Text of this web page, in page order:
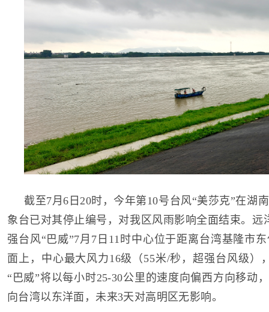
截至7月6日20时，今年第10号台风“美莎克”在湖
象台已对其停止编号，对我区风雨影响全面结束。远
强台风“巴威”7月7日11时中心位于距离台湾基隆市
面上，中心最大风力16级（55米/秒，超强台风级）
“巴威”将以每小时25-30公里的速度向偏西方向移动
向台湾以东洋面，未来3天对高明区无影响。